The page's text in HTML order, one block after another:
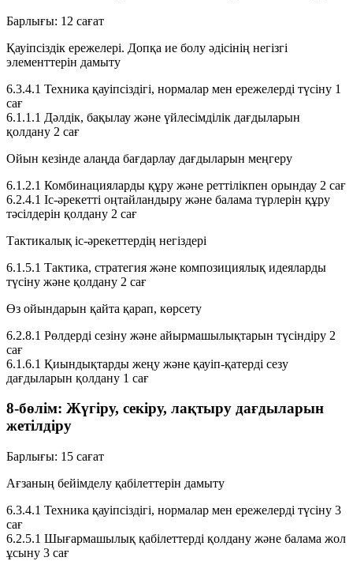
Барлығы: 12 сағат
Қауіпсіздік ережелері. Допқа ие болу әдісінің негізгі
элементтерін дамыту
6.3.4.1 Техника қауіпсіздігі, нормалар мен ережелерді түсіну 1
сағ
6.1.1.1 Дәлдік, бақылау және үйлесімділік дағдыларын
қолдану 2 сағ
Ойын кезінде алаңда бағдарлау дағдыларын меңгеру
6.1.2.1 Комбинацияларды құру және реттілікпен орындау 2 сағ
6.2.4.1 Іс-әрекетті оңтайландыру және балама түрлерін құру
тәсілдерін қолдану 2 сағ
Тактикалық іс-әрекеттердің негіздері
6.1.5.1 Тактика, стратегия және композициялық идеяларды
түсіну және қолдану 2 сағ
Өз ойындарын қайта қарап, көрсету
6.2.8.1 Рөлдерді сезіну және айырмашылықтарын түсіндіру 2
сағ
6.1.6.1 Қиындықтарды жеңу және қауіп-қатерді сезу
дағдыларын қолдану 1 сағ
8-бөлім: Жүгіру, секіру, лақтыру дағдыларын
жетілдіру
Барлығы: 15 сағат
Ағзаның бейімделу қабілеттерін дамыту
6.3.4.1 Техника қауіпсіздігі, нормалар мен ережелерді түсіну 3
сағ
6.2.5.1 Шығармашылық қабілеттерді қолдану және балама жол
ұсыну 3 сағ